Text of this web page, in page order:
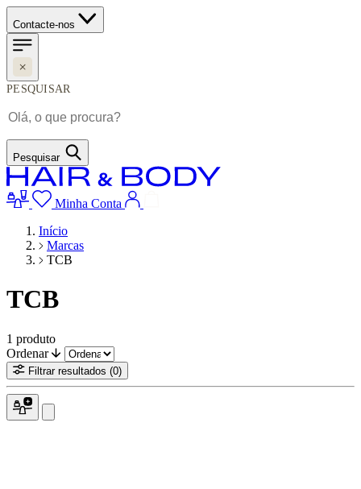
Contacte-nos
PESQUISAR
Pesquisar
Minha Conta
Início
Marcas
TCB
TCB
1 produto
Ordenar
Filtrar resultados (0)